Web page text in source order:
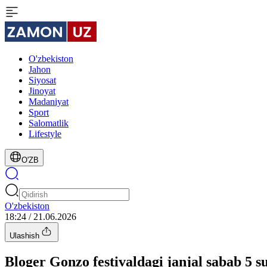
O'zbekiston
Jahon
Siyosat
Jinoyat
Madaniyat
Sport
Salomatlik
Lifestyle
O'ZB
O'zbekiston
18:24 / 21.06.2026
Ulashish
Bloger Gonzo festivaldagi janjal sabab 5